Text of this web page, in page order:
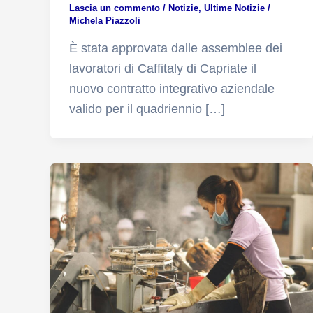
Lascia un commento / Notizie, Ultime Notizie /
Michela Piazzoli
È stata approvata dalle assemblee dei
lavoratori di Caffitaly di Capriate il
nuovo contratto integrativo aziendale
valido per il quadriennio […]